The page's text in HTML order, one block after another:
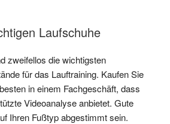
Laufschuhe
zweifellos die wichtigsten
für das Lauftraining. Kaufen Sie
in einem Fachgeschäft, dass
Videoanalyse anbietet. Gute
Ihren Fußtyp abgestimmt sein.